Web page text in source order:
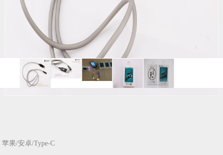
苹果/安卓/Type-C